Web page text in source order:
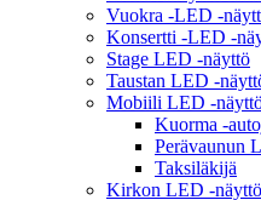
Vuokra -LED -
Konsertti -LED -
Stage LED -näyttö
Taustan LED -
Mobiili LED -
Kuorma -
Perävaunun
Taksiläkijä
Kirkon LED -näyttö